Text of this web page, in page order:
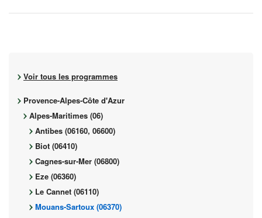
Voir tous les programmes
Provence-Alpes-Côte d'Azur
Alpes-Maritimes (06)
Antibes (06160, 06600)
Biot (06410)
Cagnes-sur-Mer (06800)
Eze (06360)
Le Cannet (06110)
Mouans-Sartoux (06370)